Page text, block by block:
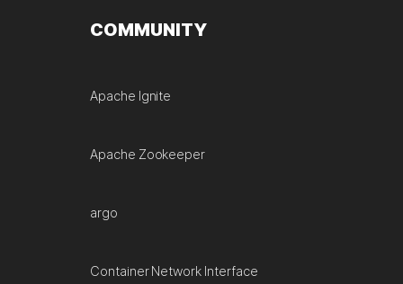
COMMUNITY
Apache Ignite
Apache Zookeeper
argo
Container Network Interface